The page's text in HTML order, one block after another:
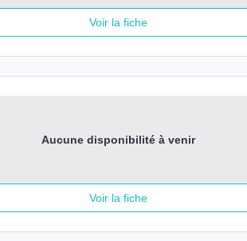
Voir la fiche
Aucune disponibilité à venir
Voir la fiche